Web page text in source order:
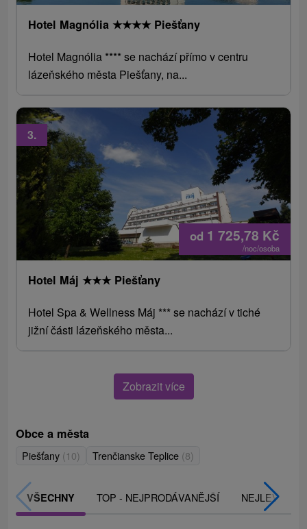
Hotel Magnólia ★★★★ Piešťany
Hotel Magnólia **** se nachází přímo v centru
lázeňského města Piešťany, na...
od 1 725,78 Kč
/noc/osoba
3.
Hotel Máj ★★★ Piešťany
Hotel Spa & Wellness Máj *** se nachází v tiché
jižní části lázeňského města...
Zobrazit více
Obce a města
Piešťany (10) Trenčianske Teplice (8)
VŠECHNY TOP - NEJPRODÁVANĚJŠÍ NEJLEVNĚJŠÍ